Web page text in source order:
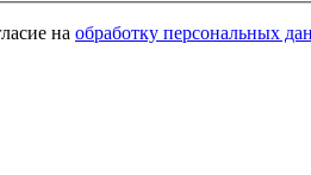
на обработку персональных